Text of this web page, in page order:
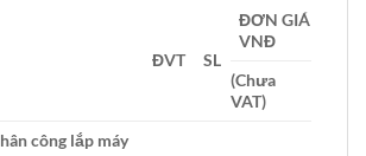
ĐVT SL
ĐƠN GIÁ
VNĐ
(Chưa
VAT)
công lắp máy